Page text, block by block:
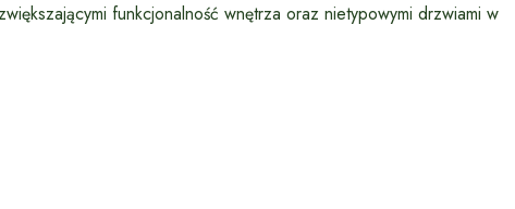
funkcjonalność wnętrza oraz nietypowymi drzwiami w